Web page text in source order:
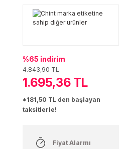
%65 indirim
4.843,90 TL
1.695,36 TL
*181,50 TL den başlayan
taksitlerle!
Fiyat Alarmı